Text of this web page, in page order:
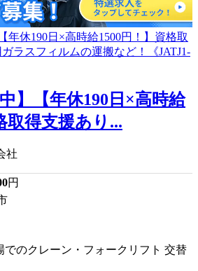
中】【年休190日×高時給
取得支援あり...
社
円
でのクレーン・フォークリフト 交替